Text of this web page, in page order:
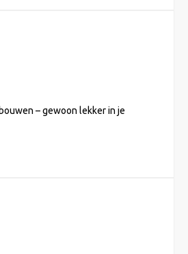
– gewoon lekker in je